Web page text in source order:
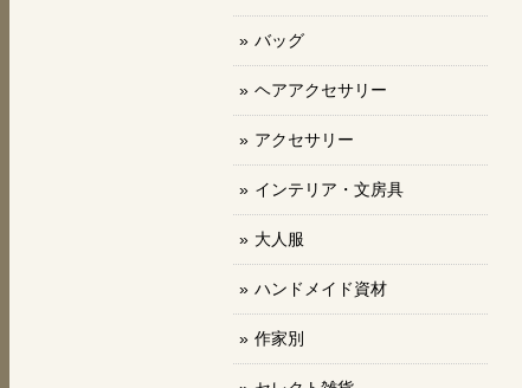
バッグ
ヘアアクセサリー
アクセサリー
インテリア・文房具
大人服
ハンドメイド資材
作家別